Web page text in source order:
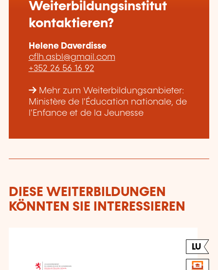
Weiterbildungsinstitut
kontaktieren?
Helene Daverdisse
cflh.asbl@gmail.com
+352 26 56 16 92
Mehr zum Weiterbildungsanbieter:
Ministère de l'Éducation nationale, de
l'Enfance et de la Jeunesse
DIESE WEITERBILDUNGEN
KÖNNTEN SIE INTERESSIEREN
LU